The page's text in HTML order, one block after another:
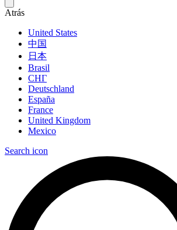
Atrás
United States
中国
日本
Brasil
СНГ
Deutschland
España
France
United Kingdom
Mexico
Search icon